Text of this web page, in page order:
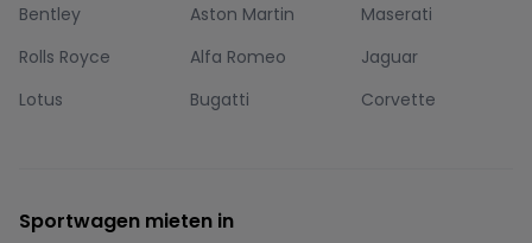
Bentley
Aston Martin
Maserati
Rolls Royce
Alfa Romeo
Jaguar
Lotus
Bugatti Corvette
Sportwagen mieten in